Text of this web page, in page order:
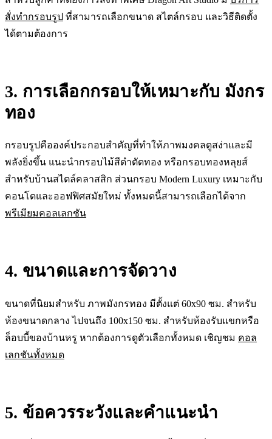
สั่งทำกรอบรูป ที่สามารถเลือกขนาด สไตล์กรอบ และวิธีติดตั้ง
ได้ตามต้องการ
3. การเลือกกรอบให้เหมาะกับ มังกร
ทอง
กรอบรูปคือองค์ประกอบสำคัญที่ทำให้ภาพมงคลดูสง่าและมี
พลังยิ่งขึ้น แนะนำกรอบไม้สีดำตัดทอง หรือกรอบทองหลุยส์
สำหรับบ้านสไตล์คลาสสิก ส่วนกรอบ Modern Luxury เหมาะกับ
คอนโดและออฟฟิศสมัยใหม่ ทั้งหมดนี้สามารถเลือกได้จาก
พรีเมียมคอลเลกชัน
4. ขนาดและการจัดวาง
ขนาดที่นิยมสำหรับ ภาพมังกรทอง มีตั้งแต่ 60x90 ซม. สำหรับ
ห้องขนาดกลาง ไปจนถึง 100x150 ซม. สำหรับห้องรับแขกหรือ
ล็อบบี้ของบ้านหรู หากต้องการดูตัวเลือกทั้งหมด เชิญชม คอล
เลกชันทั้งหมด
5. ข้อควรระวังและคำแนะนำ